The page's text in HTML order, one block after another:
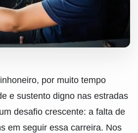
por muito tempo
e sustento digno nas estradas
desafio crescente: a falta de
em seguir essa carreira. Nos